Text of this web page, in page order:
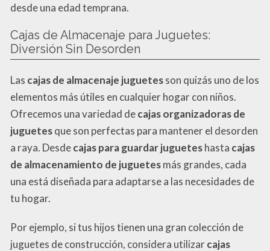
desde una edad temprana.
Cajas de Almacenaje para Juguetes:
Diversión Sin Desorden
Las cajas de almacenaje juguetesson quizás uno de los
elementos más útiles en cualquier hogar con niños.
Ofrecemos una variedad decajas organizadoras de
juguetesque son perfectas para mantener el desorden
a raya. Desdecajas para guardar jugueteshasta cajas
de almacenamiento de juguetesmás grandes, cada
una está diseñada para adaptarse a las necesidades de
tu hogar.
Por ejemplo, si tus hijos tienen una gran colección de
juguetes de construcción, considera utilizarcajas